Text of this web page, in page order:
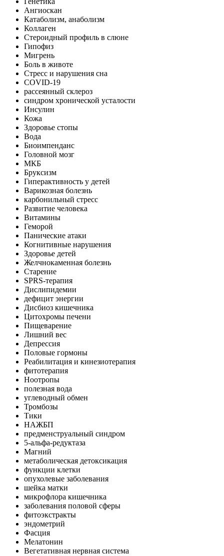
Ангиоскан
Катаболизм, анаболизм
Коллаген
Стероидный профиль в слюне
Гипофиз
Мигрень
Боль в животе
Стресс и нарушения сна
COVID-19
рассеянный склероз
синдром хронической усталости
Инсулин
Кожа
Здоровье стопы
Вода
Биоимпенданс
Головной мозг
МКБ
Бруксизм
Гиперактивность у детей
Варикозная болезнь
карбонильный стресс
Развитие человека
Витамины
Геморой
Панические атаки
Когнитивные нарушения
Здоровье детей
Желчнокаменная болезнь
Старение
SPRS-терапия
Дислипидемии
дефицит энергии
Дисбиоз кишечника
Цитохромы печени
Пищеварение
Лишний вес
Депрессия
Половые гормоны
Реабилитация и кинезиотерапия
фитотерапия
Ноотропы
полезная вода
углеводный обмен
Тромбозы
Тики
НАЖБП
предменструальный синдром
5-альфа-редуктаза
Магний
метаболическая детоксикация
функции клетки
опухолевые заболевания
шейка матки
микрофлора кишечника
заболевания половой сферы
фитоэкстракты
эндометрий
Фасция
Мелатонин
Вегетативная нервная система